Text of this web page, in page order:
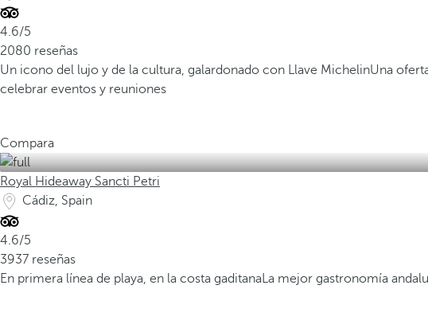
4.6/5
2080 reseñas
Un icono del lujo y de la cultura, galardonado con Llave MichelinUna
celebrar eventos y reuniones
Compara
Royal Hideaway Sancti Petri
Cádiz, Spain
4.6/5
3937 reseñas
En primera línea de playa, en la costa gaditanaLa mejor gastronomía